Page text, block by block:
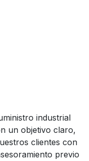
industrial
un objetivo claro,
clientes con
previo